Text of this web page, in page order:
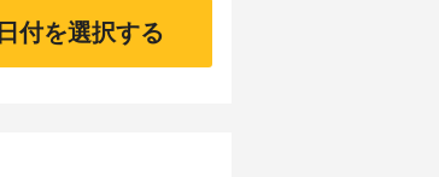
日付を選択する